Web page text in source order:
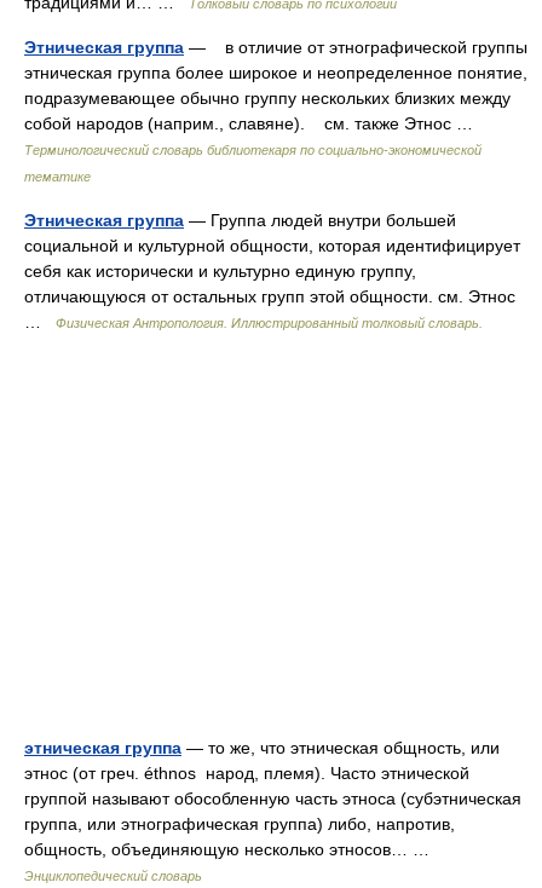
Толковый словарь по психологии
Этническая группа — в отличие от этнографической группы
этническая группа более широкое и неопределенное понятие,
подразумевающее обычно группу нескольких близких между
собой народов (наприм., славяне). см. также Этнос …
Терминологический словарь библиотекаря по социально-экономической
тематике
Этническая группа — Группа людей внутри большей
социальной и культурной общности, которая идентифицирует
себя как исторически и культурно единую группу,
отличающуюся от остальных групп этой общности. см. Этнос
Физическая Антропология. Иллюстрированный толковый словарь.
этническая группа — то же, что этническая общность, или
этнос (от греч. éthnos народ, племя). Часто этнической
группой называют обособленную часть этноса (субэтническая
группа, или этнографическая группа) либо, напротив,
общность, объединяющую несколько этносов… …
Энциклопедический словарь